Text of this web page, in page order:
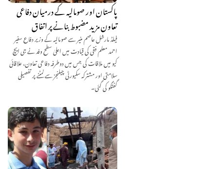
پاکستان اور صومالیہ کے درمیان دفاعی
تعاون مزید مضبوط بنانے پر اتفاق
فیلڈ مارشل عاصم منیر سے صومالیہ کے وزیر دفاع سفیر
احمد معلم فقی کی قیادت میں اعلیٰ سطح وفد نے جی ایچ
کیو میں ملاقات کی جس میں دوطرفہ دفاعی تعاون، علاقائی
سلامتی اور مشترکہ سکیورٹی چیلنجز سے نمٹنے پر تفصیلی
گفتگو کی گئی۔